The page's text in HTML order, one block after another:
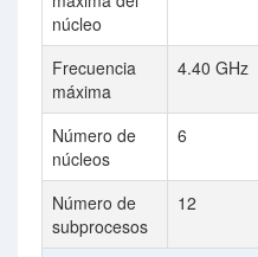
núcleo
Frecuencia
máxima
4.40 GHz
Número de
núcleos
6
Número de
subprocesos
12